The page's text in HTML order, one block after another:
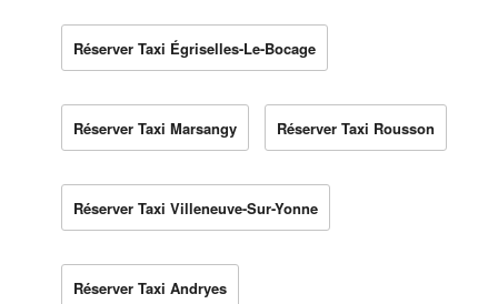
Réserver Taxi Égriselles-Le-Bocage
Réserver Taxi Marsangy Réserver Taxi Rousson
Réserver Taxi Villeneuve-Sur-Yonne
Réserver Taxi Andryes